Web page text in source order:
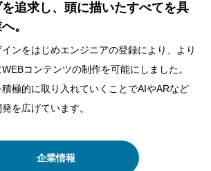
追求し、頭に描いたすべてを具
。
ンをはじめエンジニアの登録により、より
コンテンツの制作を可能にしました。
極的に取り入れていくことでAIやARなど
を広げています。
企業情報
手元に”をテーマに、Meliusは取
いた未来の技術やできなかったことを自分
我々はVISIONとしています。
を低価格に。さらにクオリティを
。さらにコンテンツ内容を上げていけるよ
続けます。